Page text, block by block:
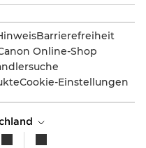
Barrierefreiheit
Online-Shop
Cookie-Einstellungen